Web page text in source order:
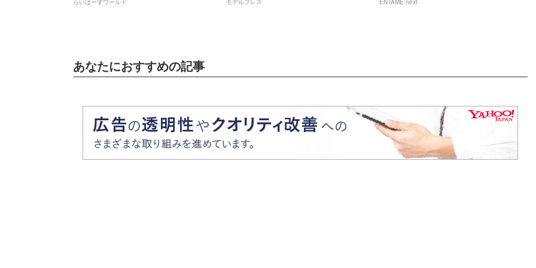
らいばーずワールド 話と違うじゃないか！」
モデルプレス ENTAME next
あなたにおすすめの記事